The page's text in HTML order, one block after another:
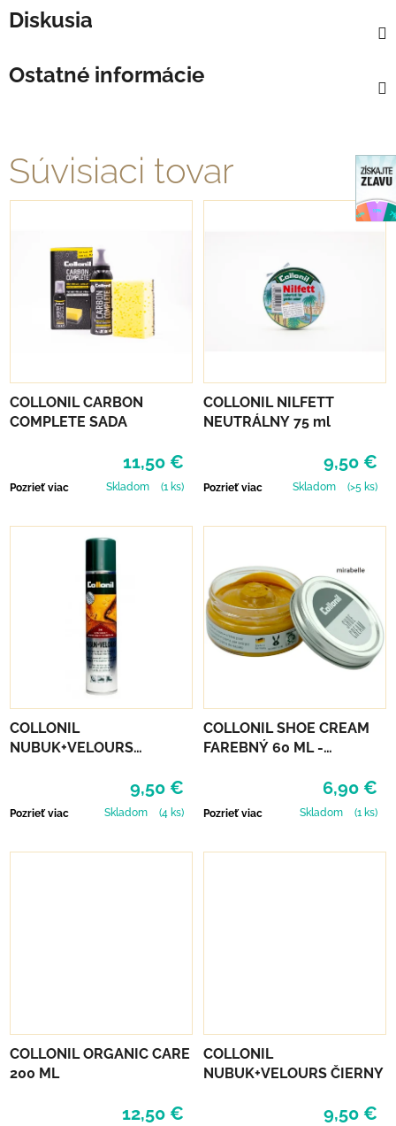
Diskusia
Ostatné informácie
Súvisiaci tovar
COLLONIL CARBON
COMPLETE SADA
11,50 €
Pozrieť viac Skladom (1 ks)
COLLONIL NILFETT
NEUTRÁLNY 75 ml
9,50 €
Pozrieť viac Skladom (>5 ks)
COLLONIL
NUBUK+VELOURS
9,50 €
Pozrieť viac Skladom (4 ks)
COLLONIL SHOE CREAM
FAREBNÝ 60 ML -
6,90 €
Pozrieť viac Skladom (1 ks)
COLLONIL ORGANIC CARE
200 ML
12,50 €
COLLONIL
NUBUK+VELOURS ČIERNY
9,50 €